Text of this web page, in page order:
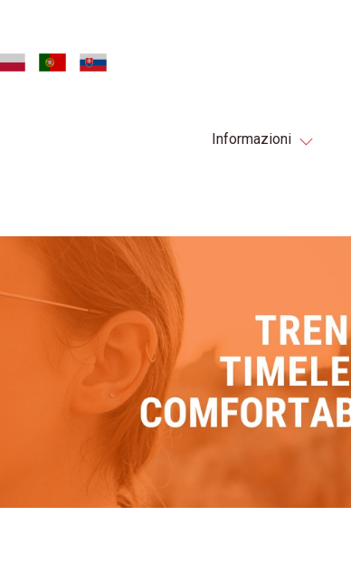
Informazioni